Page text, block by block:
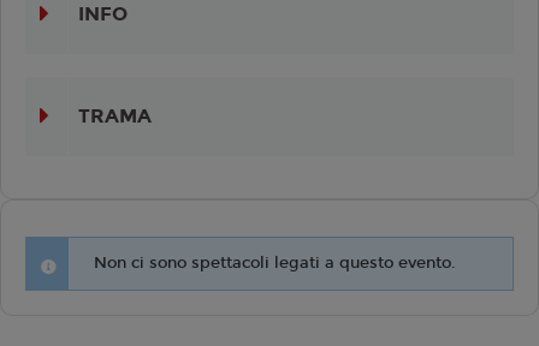
INFO
TRAMA
Non ci sono spettacoli legati a questo evento.